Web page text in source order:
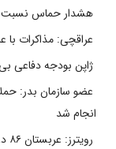
هشدار حماس نسبت
عراقچی: مذاکرات
ژاپن بودجه دفاعی بی‌سابقه ۵۶ میلیارد دلاری
عضو سازمان بدر:
انجام شد